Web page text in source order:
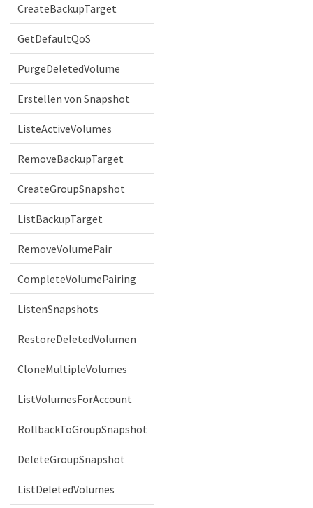
CreateBackupTarget
GetDefaultQoS
PurgeDeletedVolume
Erstellen von Snapshot
ListeActiveVolumes
RemoveBackupTarget
CreateGroupSnapshot
ListBackupTarget
RemoveVolumePair
CompleteVolumePairing
ListenSnapshots
RestoreDeletedVolumen
CloneMultipleVolumes
ListVolumesForAccount
RollbackToGroupSnapshot
DeleteGroupSnapshot
ListDeletedVolumes